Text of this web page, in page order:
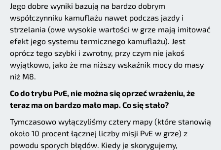
Jego dobre wyniki bazują na bardzo dobrym
współczynniku kamuflażu nawet podczas jazdy i
strzelania (owe wysokie wartości w grze mają imitować
efekt jego systemu termicznego kamuflażu). Jest
oprócz tego szybki i zwrotny, przy czym nie jakoś
wyjątkowo, jako że ma niższy wskaźnik mocy do masy
niż M8.
Co do trybu PvE, nie można się oprzeć wrażeniu, że
teraz ma on bardzo mało map. Co się stało?
Tymczasowo wyłączyliśmy cztery mapy (które stanowią
około 10 procent łącznej liczby misji PvE w grze) z
powodu sporych błędów. Kiedy je skorygujemy,